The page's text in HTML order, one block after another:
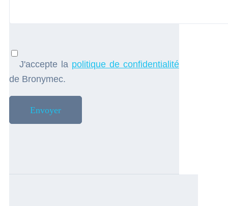
J'accepte la politique de confidentialité
de Bronymec.